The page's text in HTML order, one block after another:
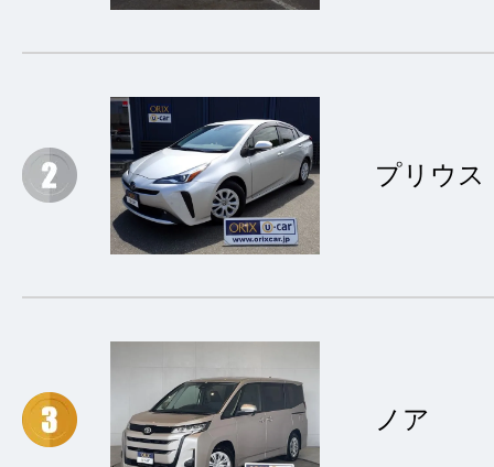
プリウス
ノア